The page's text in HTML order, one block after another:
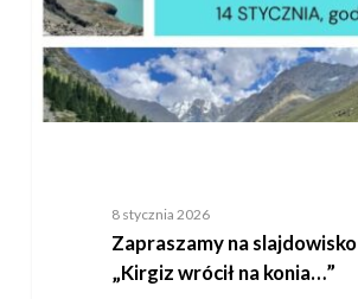
8 stycznia 2026
Zapraszamy na slajdowisko
„Kirgiz wrócił na konia…”